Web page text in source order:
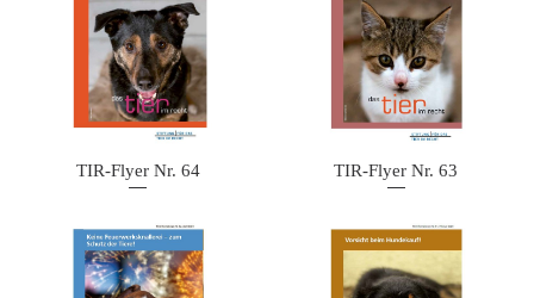
TIR-Flyer Nr. 64 TIR-Flyer Nr. 63